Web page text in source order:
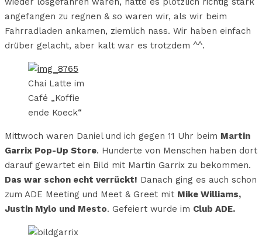
angefangen zu regnen & so waren wir, als wir beim
Fahrradladen ankamen, ziemlich nass. Wir haben einfach
drüber gelacht, aber kalt war es trotzdem ^^.
Chai Latte im
Café „Koffie
ende Koeck“
Mittwoch waren Daniel und ich gegen 11 Uhr beim Martin
Garrix Pop-Up Store. Hunderte von Menschen haben dort
darauf gewartet ein Bild mit Martin Garrix zu bekommen.
Das war schon echt verrückt! Danach ging es auch schon
zum ADE Meeting und Meet & Greet mit Mike Williams,
Justin Mylo und Mesto. Gefeiert wurde im Club ADE.